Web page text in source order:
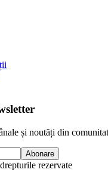
și noutăți din
Abonare
rezervate